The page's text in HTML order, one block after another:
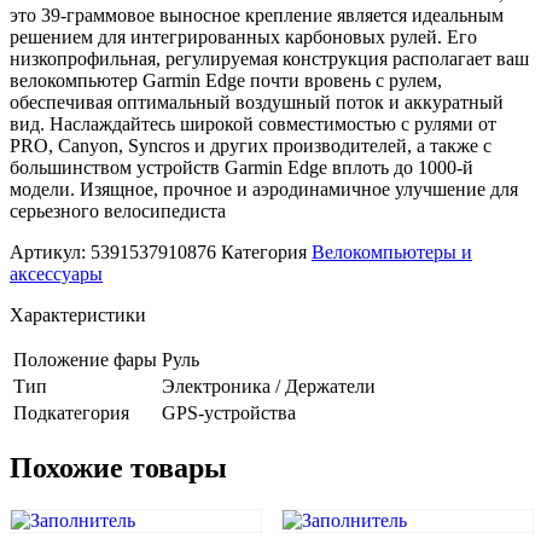
это 39-граммовое выносное крепление является идеальным
решением для интегрированных карбоновых рулей. Его
низкопрофильная, регулируемая конструкция располагает ваш
велокомпьютер Garmin Edge почти вровень с рулем,
обеспечивая оптимальный воздушный поток и аккуратный
вид. Наслаждайтесь широкой совместимостью с рулями от
PRO, Canyon, Syncros и других производителей, а также с
большинством устройств Garmin Edge вплоть до 1000-й
модели. Изящное, прочное и аэродинамичное улучшение для
серьезного велосипедиста
Артикул: 5391537910876 Категория Велокомпьютеры и
аксессуары
Характеристики
Положение фары Руль
Тип
Электроника / Держатели
Подкатегория
GPS-устройства
Похожие товары